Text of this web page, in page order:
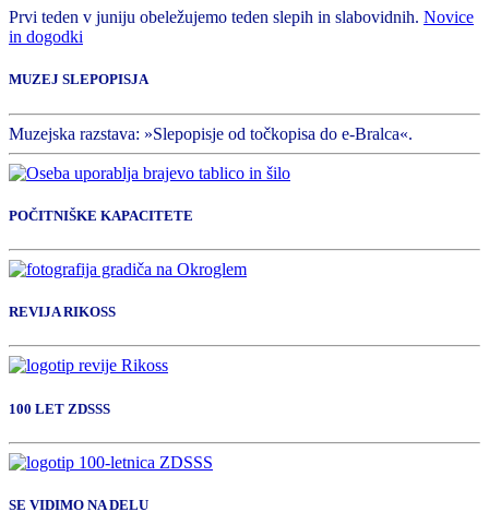
Prvi teden v juniju obeležujemo teden slepih in slabovidnih. Novice
in dogodki
MUZEJ SLEPOPISJA
Muzejska razstava: »Slepopisje od točkopisa do e-Bralca«.
POČITNIŠKE KAPACITETE
REVIJA RIKOSS
100 LET ZDSSS
SE VIDIMO NA DELU